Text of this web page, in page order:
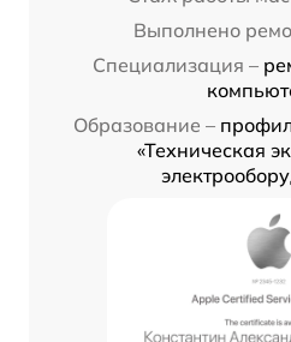
Выполнено
Специализация –
Образование –
«Техническая